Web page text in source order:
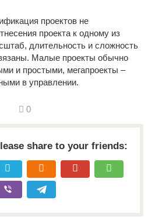
проектов не
проекта к одному из
длительность и сложность
Малые проекты обычно
и простыми, мегапроекты –
в управлении.
0
share to your friends: